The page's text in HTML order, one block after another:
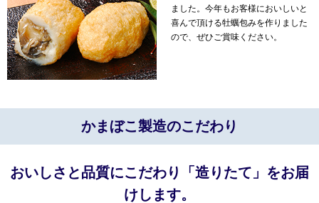
ました。今年もお客様においしいと
喜んで頂ける牡蠣包みを作りました
ので、ぜひご賞味ください。
かまぼこ製造のこだわり
おいしさと品質にこだわり「造りたて」をお届
けします。